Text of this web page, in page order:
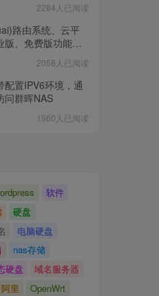
2284人已阅读
路由系统、云平
版、免费版功能对
2058人已阅读
配置IPV6环境，通
问群晖NAS
1960人已阅读
软件
硬盘
电脑硬盘
nas存储
硬盘
域名服务器
阿里
OpenWrt
用哪种好？希捷酷
、西数红盘对比
2284人已阅读
路由系统、云平
版、免费版功能对
2058人已阅读
配置IPV6环境，通